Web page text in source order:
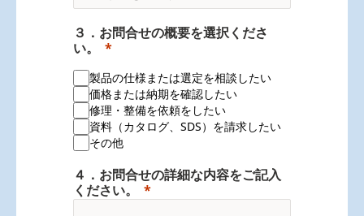
３．お問合せの概要を選択くださ
い。
製品の仕様または選定を相談したい
価格または納期を確認したい
修理・整備を依頼をしたい
資料（カタログ、SDS）を請求したい
その他
４．お問合せの詳細な内容をご記入
ください。